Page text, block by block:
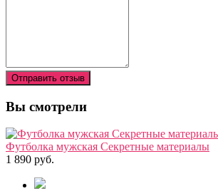
Отправить отзыв
Вы смотрели
Футболка мужская Секретные материалы
1 890 руб.